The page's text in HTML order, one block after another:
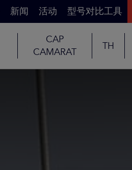
新闻 活动 型号对比工具
CAP
CAMARAT
TH